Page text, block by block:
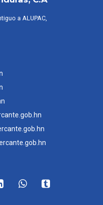
a ALUPAC,